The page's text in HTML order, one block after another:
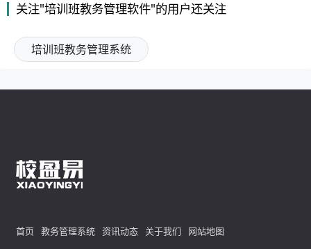
关注"培训班教务管理软件"的用户还关注
培训班教务管理系统
首页 教务管理系统 资讯动态 关于我们 网站地图